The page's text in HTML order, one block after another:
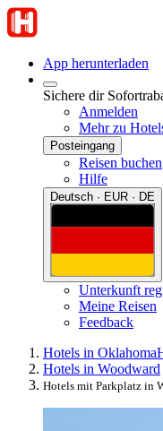
App herunterladen
Sichere dir
Anmelden
Mehr zu
Posteingang
Reisen buchen
Hilfe
Deutsch · EUR · DE
Unterkunft
Meine Reisen
Feedback
Hotels in Oklahoma
Hotels in Woodward
Hotels mit Parkplatz in